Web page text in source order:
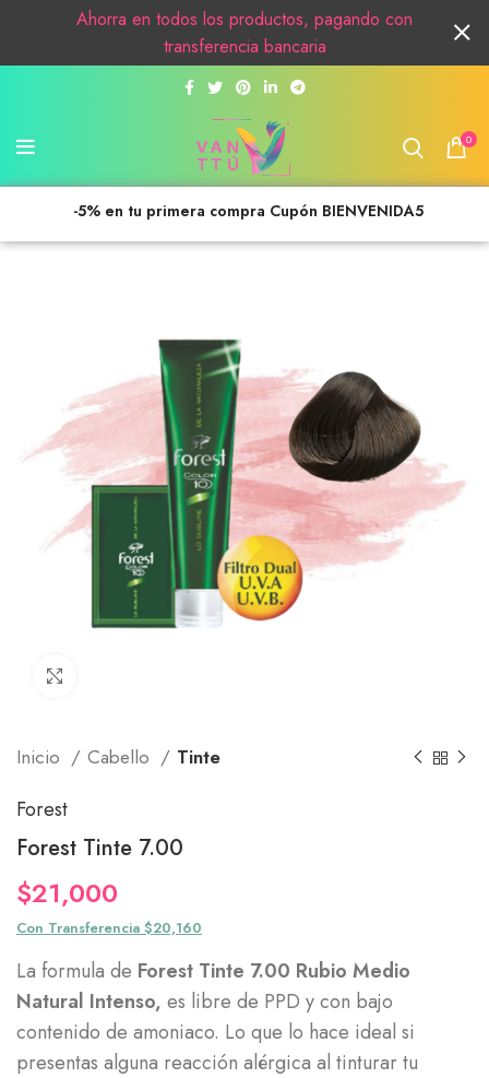
0
-5% en tu primera compra Cupón BIENVENIDA5
Inicio Cabello Tinte
Forest
Forest Tinte 7.00
$21,000
Con Transferencia $20,160
La formula de Forest Tinte 7.00 Rubio Medio
Natural Intenso, es libre de PPD y con bajo
contenido de amoniaco. Lo que lo hace ideal si
presentas alguna reacción alérgica al tinturar tu
Ahorra en todos los productos, pagando con
transferencia bancaria